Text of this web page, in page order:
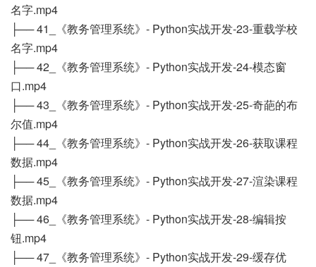
名字.mp4
├── 41_《教务管理系统》- Python实战开发-23-重载学校
名字.mp4
├── 42_《教务管理系统》- Python实战开发-24-模态窗
口.mp4
├── 43_《教务管理系统》- Python实战开发-25-奇葩的布
尔值.mp4
├── 44_《教务管理系统》- Python实战开发-26-获取课程
数据.mp4
├── 45_《教务管理系统》- Python实战开发-27-渲染课程
数据.mp4
├── 46_《教务管理系统》- Python实战开发-28-编辑按
钮.mp4
├── 47_《教务管理系统》- Python实战开发-29-缓存优